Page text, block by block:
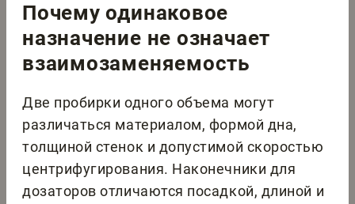
Почему одинаковое
назначение не означает
взаимозаменяемость
Две пробирки одного объема могут
различаться материалом, формой дна,
толщиной стенок и допустимой скоростью
центрифугирования. Наконечники для
дозаторов отличаются посадкой, длиной и